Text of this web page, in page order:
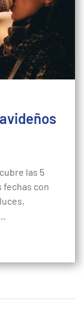
las 5
fechas con